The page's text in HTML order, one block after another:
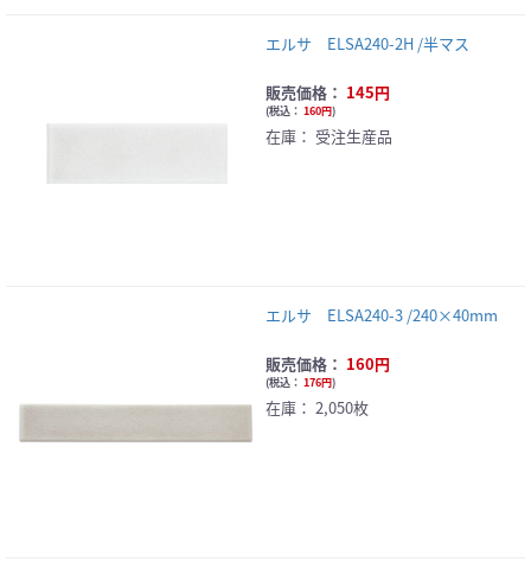
エルサ ELSA240-2H /半マス
販売価格： 145円
(税込： 160円)
在庫： 受注生産品
エルサ ELSA240-3 /240×40mm
販売価格： 160円
(税込： 176円)
在庫： 2,050枚